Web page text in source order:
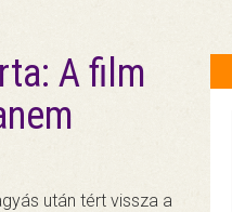
A film
után tért vissza a